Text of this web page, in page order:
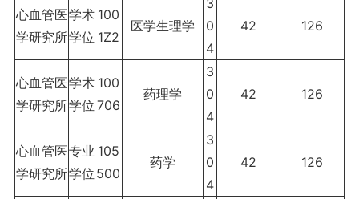
心血管医
学研究所
学术
学位
100
1Z2
医学生理学
3
0
4
42 126
心血管医
学研究所
学术
学位
100
706
药理学
3
0
4
42 126
心血管医
学研究所
专业
学位
105
500
药学
3
0
4
42 126